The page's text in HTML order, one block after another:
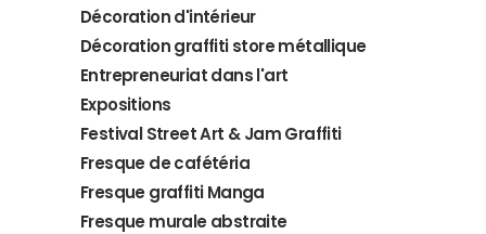
Décoration d'intérieur
Décoration graffiti store métallique
Entrepreneuriat dans l'art
Expositions
Festival Street Art & Jam Graffiti
Fresque de cafétéria
Fresque graffiti Manga
Fresque murale abstraite